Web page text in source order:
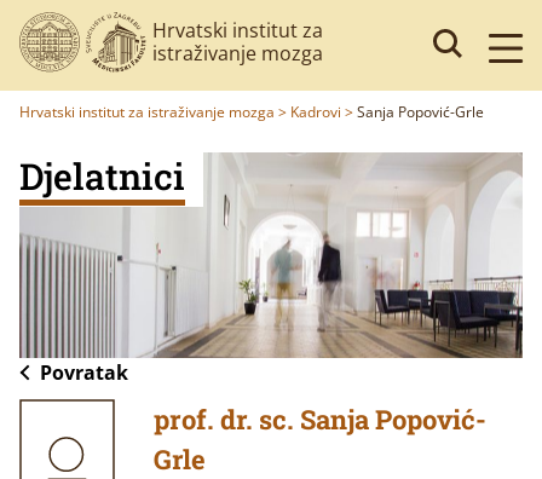
Hrvatski institut za
istraživanje mozga
Hrvatski institut za istraživanje mozga > Kadrovi >Sanja Popović-Grle
Djelatnici
Povratak
prof. dr. sc. Sanja Popović-
Grle